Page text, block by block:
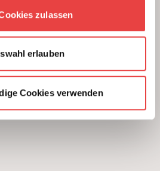
zulassen
erlauben
Cookies verwenden